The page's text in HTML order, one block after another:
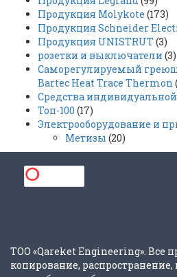
Продукция Molykote (173)
Продукция Schneider
Продукция UNISTRUT (3)
розетки и выключатели (3)
Саморегулируемый
Bartec Heat Trace Thermon
Средства
Топ-100 (17)
Электрооборудование и
Метизы (20)
ТОО «Qareket Engineering». Все
копирование, распространение,